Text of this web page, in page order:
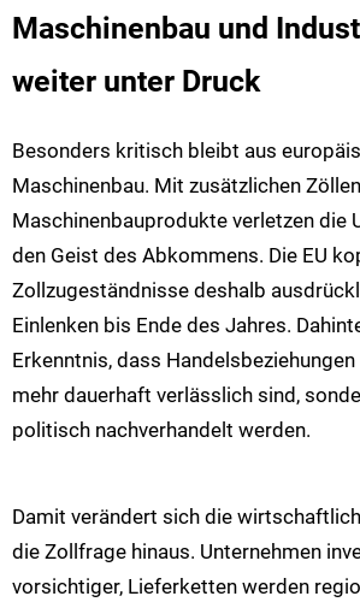
Maschinenbau und
weiter unter Druck
Besonders kritisch bleibt aus
Maschinenbau. Mit zusätzlichen
Maschinenbauprodukte verletzen die
den Geist des Abkommens. Die EU
Zollzugeständnisse deshalb
Einlenken bis Ende des Jahres.
Erkenntnis, dass
mehr dauerhaft verlässlich sind,
politisch nachverhandelt werden.
Damit verändert sich die
die Zollfrage hinaus. Unternehmen
vorsichtiger, Lieferketten werden